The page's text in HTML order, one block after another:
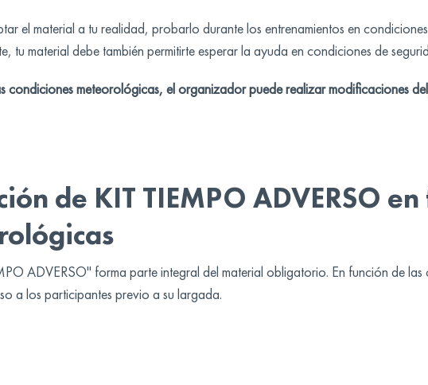
el material a tu realidad, probarlo durante los entrenamientos en
tu material debe también permitirte esperar la ayuda en condiciones de
condiciones meteorológicas, el organizador puede realizar modificaciones
de KIT TIEMPO ADVERSO
ADVERSO" forma parte integral del material obligatorio. En función de
a los participantes previo a su largada.